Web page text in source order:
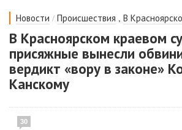
Новости / Происшествия , В
В Красноярском краевом
присяжные вынесли
вердикт «вору в законе»
Канскому
30